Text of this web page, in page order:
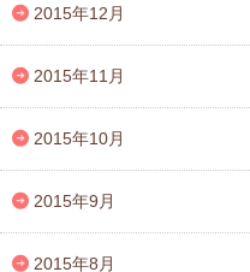
2015年12月
2015年11月
2015年10月
2015年9月
2015年8月